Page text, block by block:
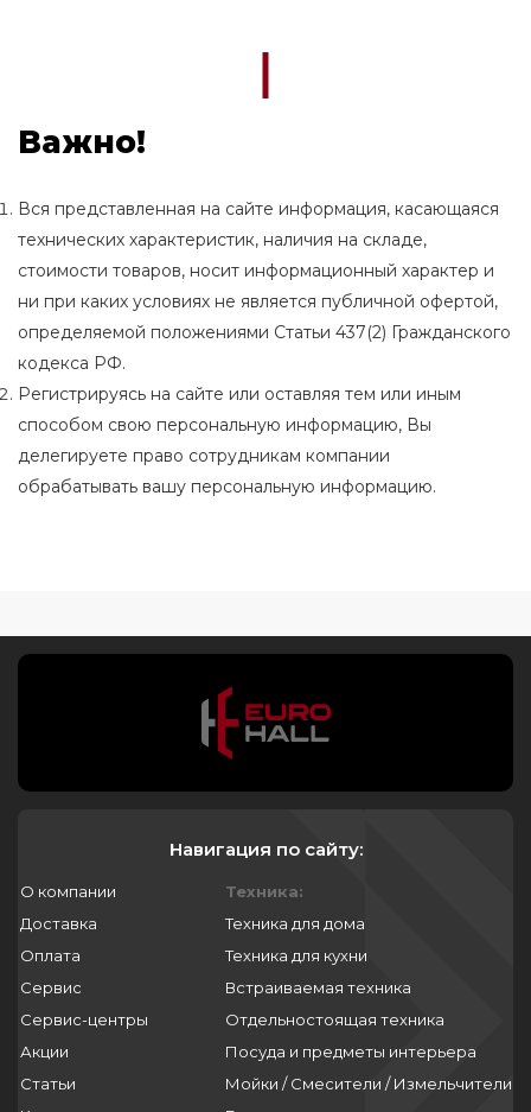
Важно!
Вся представленная на сайте информация, касающаяся
технических характеристик, наличия на складе,
стоимости товаров, носит информационный характер и
ни при каких условиях не является публичной офертой,
определяемой положениями Статьи 437(2) Гражданского
кодекса РФ.
Регистрируясь на сайте или оставляя тем или иным
способом свою персональную информацию, Вы
делегируете право сотрудникам компании
обрабатывать вашу персональную информацию.
Навигация по сайту:
О компании
Доставка
Оплата
Сервис
Сервис-центры
Акции
Статьи
Техника:
Техника для дома
Техника для кухни
Встраиваемая техника
Отдельностоящая техника
Посуда и предметы интерьера
Мойки / Смесители / Измельчители